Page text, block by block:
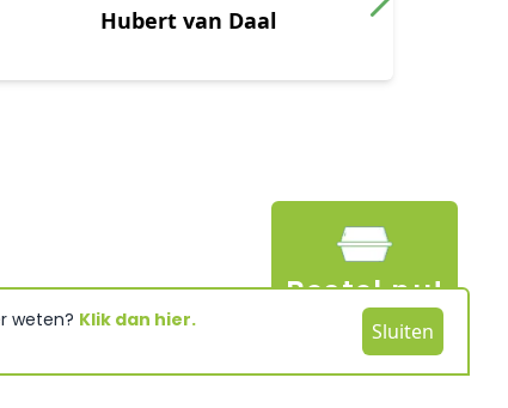
weten? Klik dan hier. Sluiten
Monique Ktn
Bestel nu!